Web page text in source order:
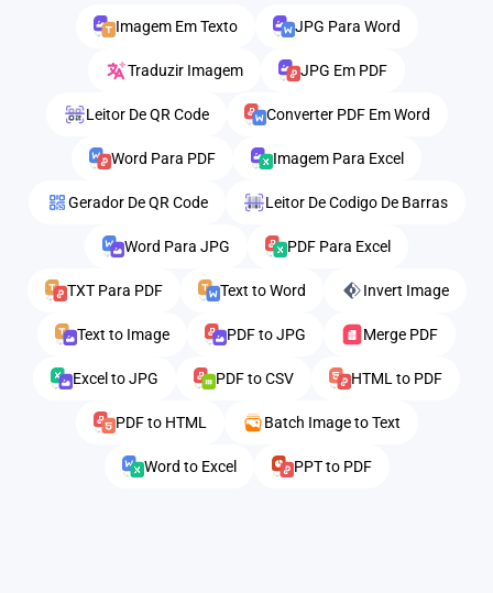
Imagem Em Texto JPG Para Word
Traduzir Imagem JPG Em PDF
Leitor De QR Code Converter PDF Em Word
Word Para PDF Imagem Para Excel
Gerador De QR Code Leitor De Codigo De Barras
Word Para JPG PDF Para Excel
TXT Para PDF Text to Word Invert Image
Text to Image PDF to JPG Merge PDF
Excel to JPG PDF to CSV HTML to PDF
PDF to HTML Batch Image to Text
Word to Excel PPT to PDF